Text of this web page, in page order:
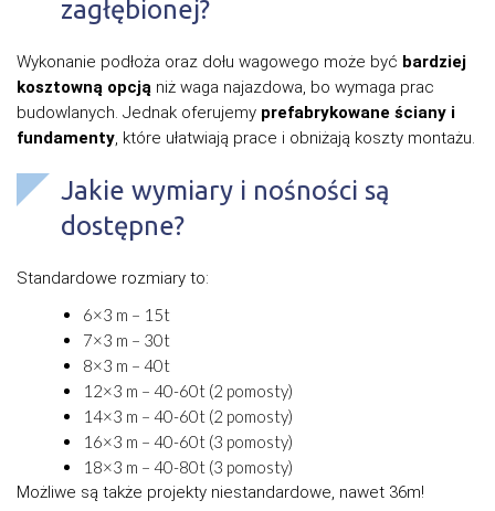
zagłębionej?
Wykonanie podłoża oraz dołu wagowego może być bardziej
kosztowną opcją niż waga najazdowa, bo wymaga prac
budowlanych. Jednak oferujemy prefabrykowane ściany i
fundamenty, które ułatwiają prace i obniżają koszty montażu.
Jakie wymiary i nośności są
dostępne?
Standardowe rozmiary to:
6×3 m – 15t
7×3 m – 30t
8×3 m – 40t
12×3 m – 40-60t (2 pomosty)
14×3 m – 40-60t (2 pomosty)
16×3 m – 40-60t (3 pomosty)
18×3 m – 40-80t (3 pomosty)
Możliwe są także projekty niestandardowe, nawet 36m!